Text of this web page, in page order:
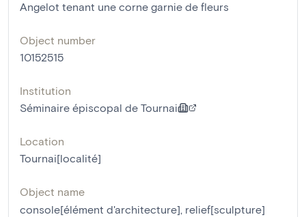
Angelot tenant une corne garnie de fleurs
Object number
10152515
Institution
Séminaire épiscopal de Tournai
Location
Tournai[localité]
Object name
console[élément d'architecture], relief[sculpture]